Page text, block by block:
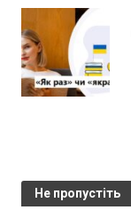
Не пропустіть